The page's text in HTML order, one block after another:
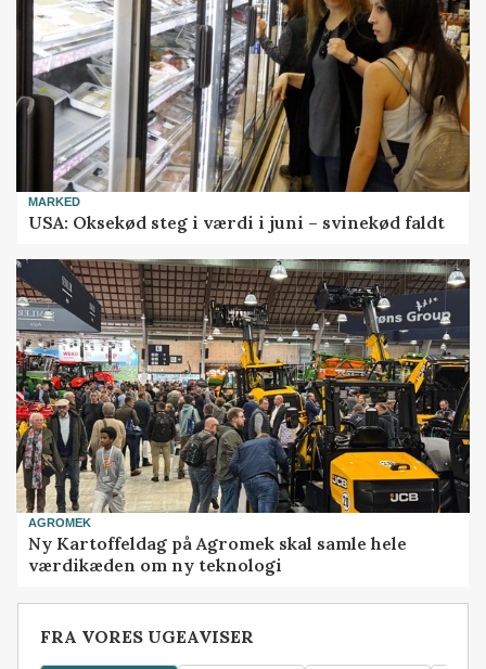
MARKED
USA: Oksekød steg i værdi i juni – svinekød faldt
AGROMEK
Ny Kartoffeldag på Agromek skal samle hele
værdikæden om ny teknologi
FRA VORES UGEAVISER